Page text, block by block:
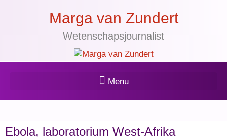
Marga van Zundert
Wetenschapsjournalist
Ebola, laboratorium West-Afrika